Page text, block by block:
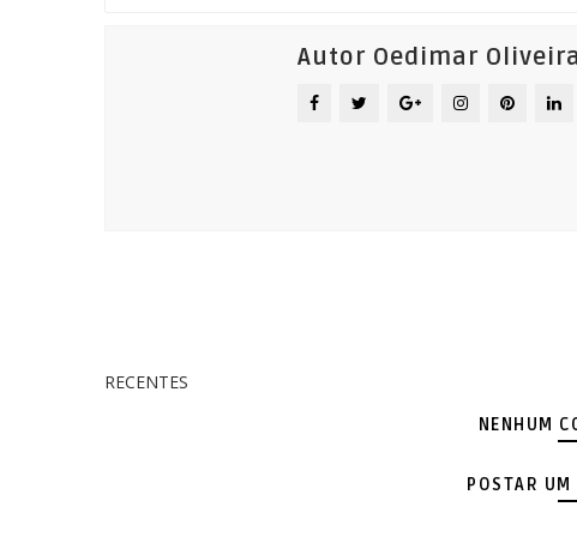
Autor Oedimar Oliveira
RECENTES
NENHUM
POSTAR UM